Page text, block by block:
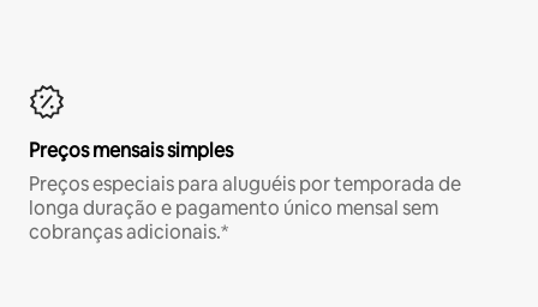
Preços mensais simples
Preços especiais para aluguéis por temporada de
longa duração e pagamento único mensal sem
cobranças adicionais.*